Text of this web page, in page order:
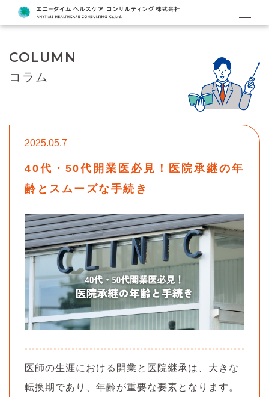
COLUMN
コラム
2025.05.7
40代・50代開業医必見！医院承継の年
齢とスムーズな手続き
医師の生涯における開業と医院継承は、大きな
転換期であり、年齢が重要な要素となります。